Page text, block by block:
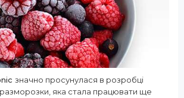
значно просунулася в розробці
яка стала працювати ще